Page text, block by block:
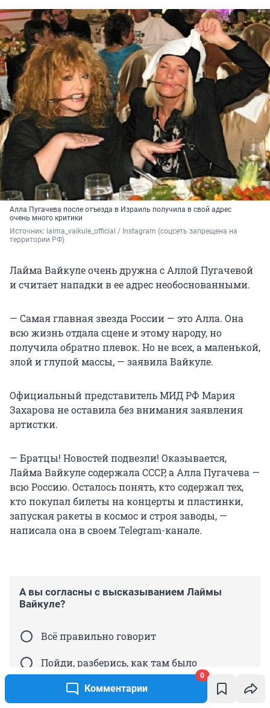
Комментарии
0
Алла Пугачева после отъезда в Израиль получила в свой адрес
очень много критики
Источник: laima_vaikule_official / Instagram (соцсеть запрещена на
территории РФ)
Лайма Вайкуле очень дружна с Аллой Пугачевой
и считает нападки в ее адрес необоснованными.
— Самая главная звезда России — это Алла. Она
всю жизнь отдала сцене и этому народу, но
получила обратно плевок. Но не всех, а маленькой,
злой и глупой массы, — заявила Вайкуле.
Официальный представитель МИД РФ Мария
Захарова не оставила без внимания заявления
артистки.
— Братцы! Новостей подвезли! Оказывается,
Лайма Вайкуле содержала СССР, а Алла Пугачева —
всю Россию. Осталось понять, кто содержал тех,
кто покупал билеты на концерты и пластинки,
запуская ракеты в космос и строя заводы, —
написала она в своем Telegram-канале.
А вы согласны с высказыванием Лаймы
Вайкуле?
Всё правильно говорит
Пойди, разберись, как там было
Частично да, частично нет